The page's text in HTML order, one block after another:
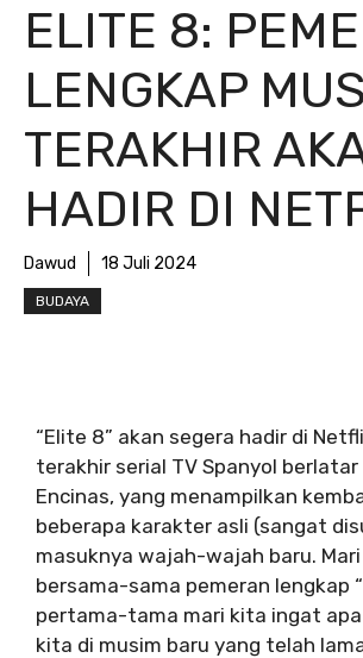
ELITE 8:
LENGKAP
TERAKHIR
HADIR DI
Dawud 18 Juli 2024
BUDAYA
“Elite 8” akan segera hadir di
terakhir serial TV Spanyol berlatar
Encinas, yang menampilkan
beberapa karakter asli (sangat
masuknya wajah-wajah baru.
bersama-sama pemeran lengkap
pertama-tama mari kita ingat
kita di musim baru yang telah